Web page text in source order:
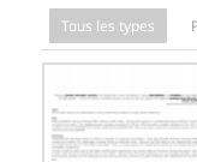
Tous les types